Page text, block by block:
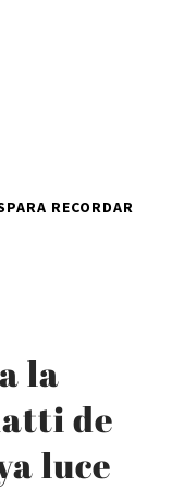
PARA RECORDAR
la
de
luce